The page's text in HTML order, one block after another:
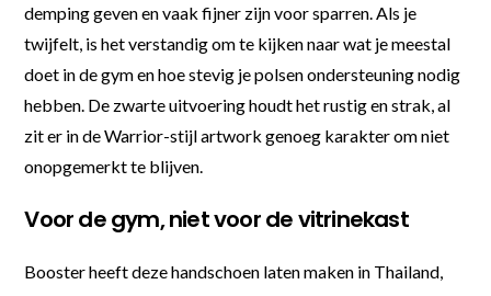
demping geven en vaak fijner zijn voor sparren. Als je
twijfelt, is het verstandig om te kijken naar wat je meestal
doet in de gym en hoe stevig je polsen ondersteuning nodig
hebben. De zwarte uitvoering houdt het rustig en strak, al
zit er in de Warrior-stijl artwork genoeg karakter om niet
onopgemerkt te blijven.
Voor de gym, niet voor de vitrinekast
Booster heeft deze handschoen laten maken in Thailand,